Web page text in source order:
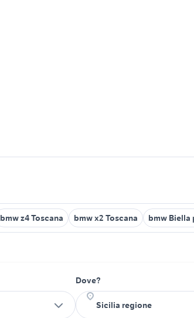
bmw z4 Toscana bmw x2 Toscana bmw Biella
Dove?